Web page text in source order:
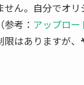
ん。自分でオ
考： アップロ
はありますが、